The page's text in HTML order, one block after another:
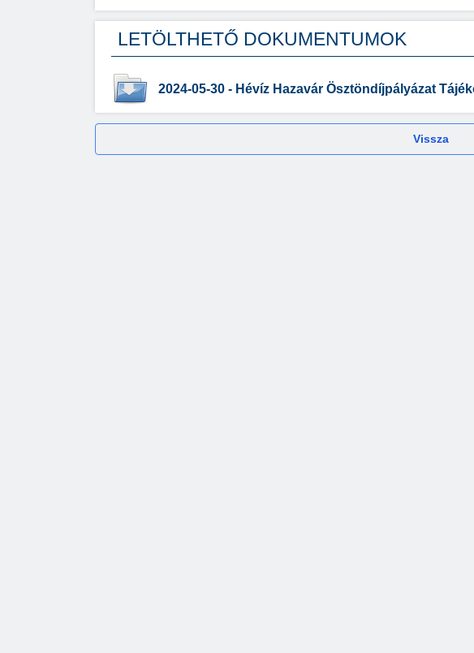
LETÖLTHETŐ DOKUMENTUMOK
2024-05-30 - Hévíz Hazavár Ösztöndíjpályázat
Vissza